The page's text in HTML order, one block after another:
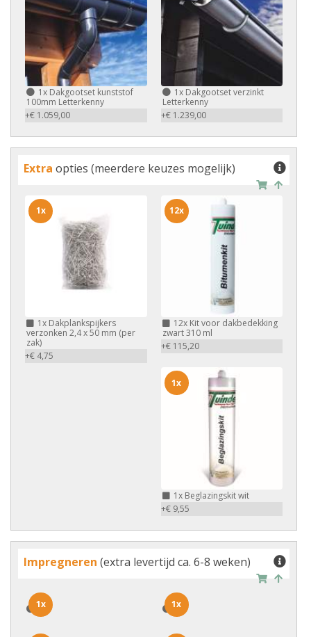
1x Dakgootset kunststof
100mm Letterkenny
+€ 1.059,00
1xDakgootset verzinkt
Letterkenny
+€ 1.239,00
Extra opties (meerdere keuzes mogelijk)
1x Dakplankspijkers
verzonken 2,4 x 50 mm (per
zak)
+€ 4,75
1x
12xKit voor dakbedekking
zwart 310 ml
+€ 115,20
12x
1xBeglazingskit wit
+€ 9,55
1x
Impregneren (extra levertijd ca. 6-8 weken)
1x
1x 1x
1x